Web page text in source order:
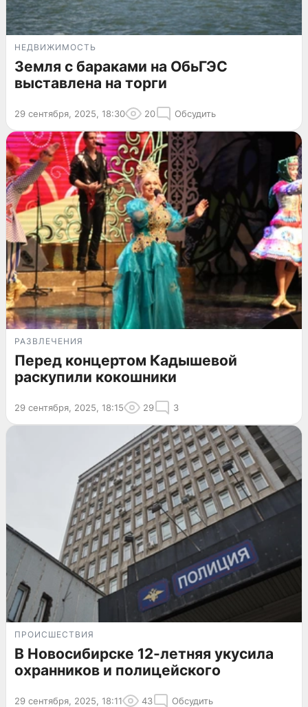
НЕДВИЖИМОСТЬ
Земля с бараками на ОбьГЭС
выставлена на торги
29 сентября, 2025, 18:30 20 Обсудить
РАЗВЛЕЧЕНИЯ
Перед концертом Кадышевой
раскупили кокошники
29 сентября, 2025, 18:15 29 3
ПРОИСШЕСТВИЯ
В Новосибирске 12-летняя укусила
охранников и полицейского
29 сентября, 2025, 18:11 43 Обсудить